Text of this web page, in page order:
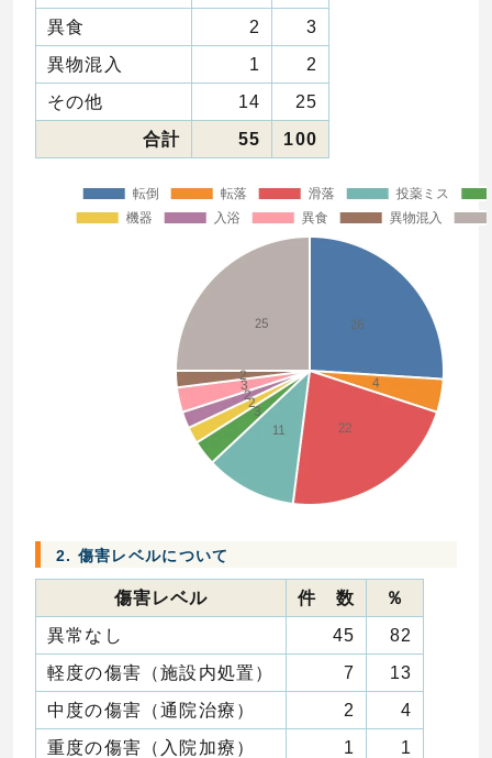
異食
2
3
異物混入
1
2
その他
14
25
合計
55 100
2. 傷害レベルについて
傷害レベル 件 数
％
異常なし
45
82
軽度の傷害（施設内処置）
7
13
中度の傷害（通院治療）
2
4
重度の傷害（入院加療）
1
1